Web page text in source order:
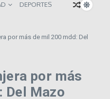
DEPORTES
por más de mil 200 mdd: Del
por más
Del Mazo